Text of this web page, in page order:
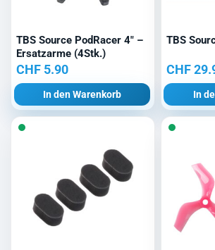
TBS Source PodRacer 4″ –
Ersatzarme (4Stk.)
CHF 5.90
In den Warenkorb
TBS
CHF
In